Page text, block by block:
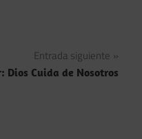
Entrada siguiente
Dios Cuida de Nosotros